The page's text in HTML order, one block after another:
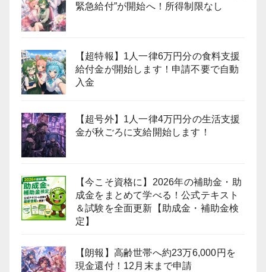
緊急給付”が開始へ！所得制限なし
【超特報】1人一律6万円分の食料支援
給付金が開始します！申請不要で自動
入金
【超号外】1人一律4万円分の生活支援
金が秋ごろに支給開始します！
【今こそ資格に】2026年の補助金・助
成金をまとめて学べる！公式テキスト
＆試験を全面更新【助成金・補助金検
定】
【朗報】高齢世帯へ約23万6,000円を
現金還付！12月末まで申請